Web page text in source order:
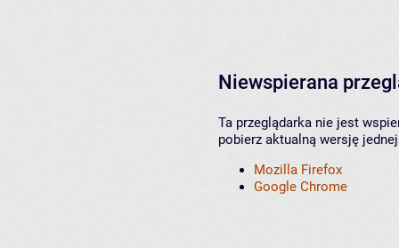
Niewspierana
Ta przeglądarka nie jest
pobierz aktualną wersję
Mozilla Firefox
Google Chrome